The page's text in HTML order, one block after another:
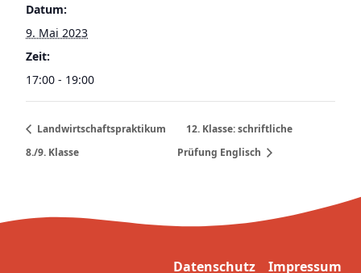
Datum:
9. Mai 2023
Zeit:
17:00 - 19:00
Landwirtschaftspraktikum
8./9. Klasse
12. Klasse: schriftliche
Prüfung Englisch
Datenschutz Impressum